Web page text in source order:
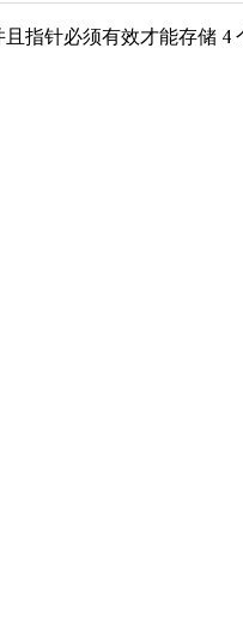
指针必须有效才能存储 4